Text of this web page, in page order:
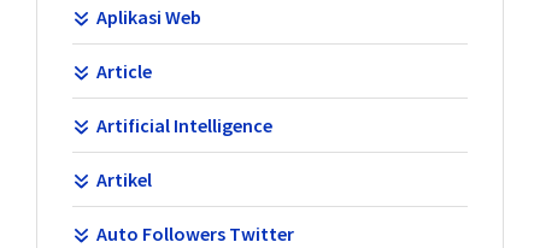
Aplikasi Web
Article
Artificial Intelligence
Artikel
Auto Followers Twitter